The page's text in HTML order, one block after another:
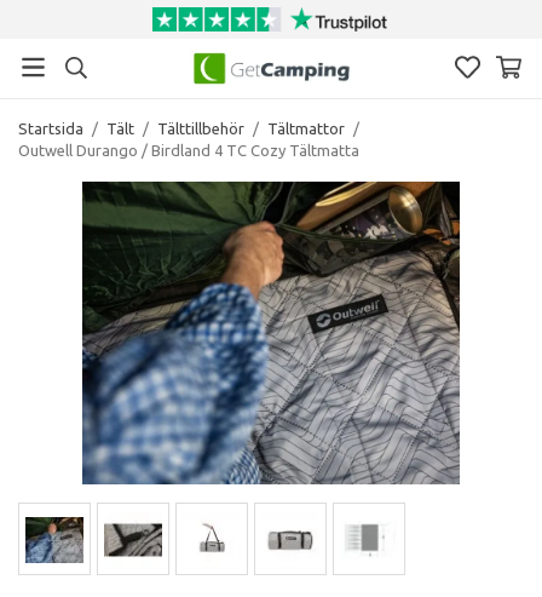
Startsida / Tält / Tälttillbehör / Tältmattor /
Outwell Durango / Birdland 4 TC Cozy Tältmatta